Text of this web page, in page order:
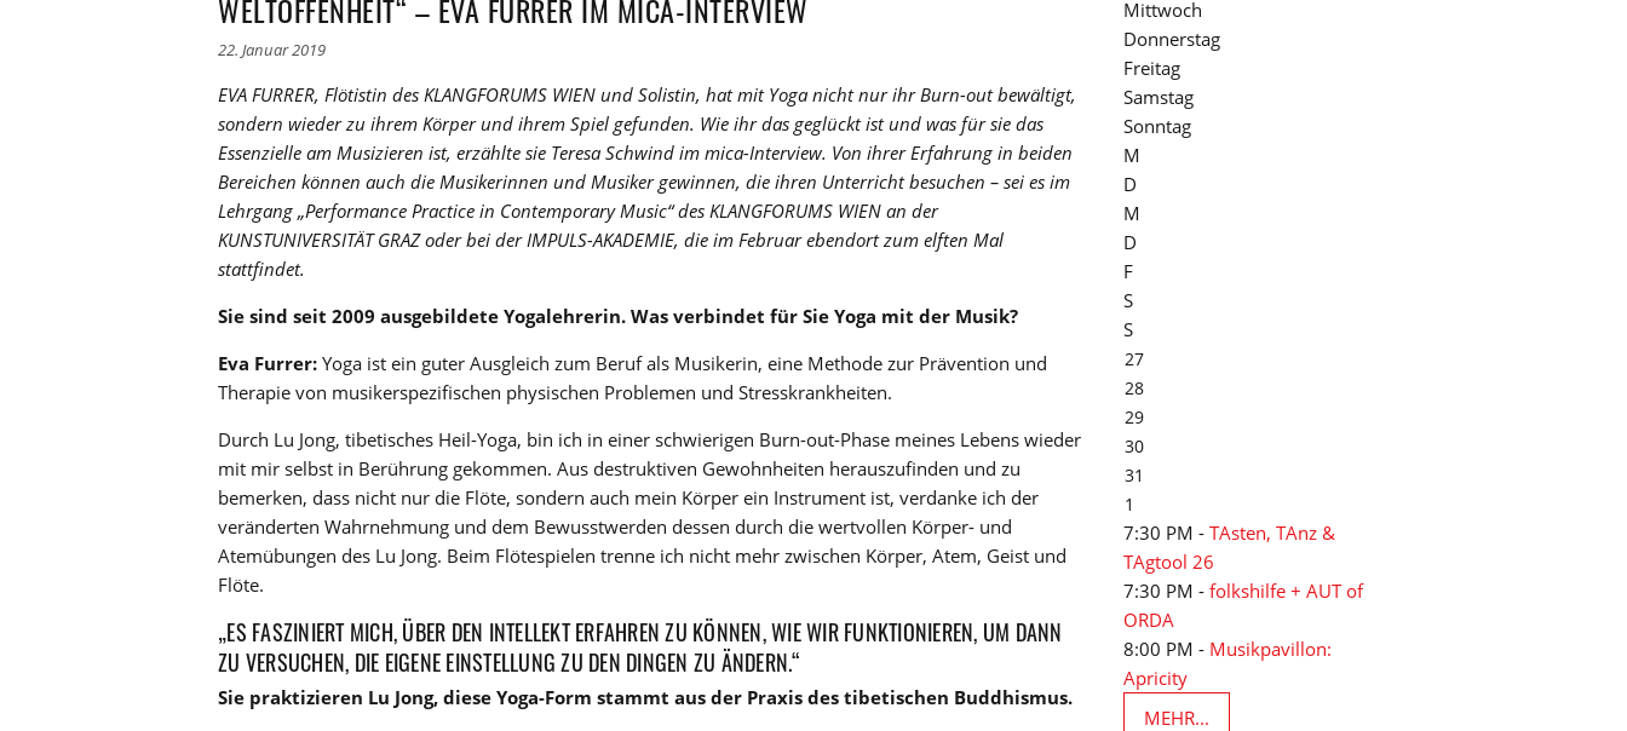
WELTOFFENHEIT“ – EVA FURRER IM MICA-INTERVIEW
22. Januar 2019
EVA FURRER, Flötistin des KLANGFORUMS WIEN und Solistin, hat mit Yoga nicht nur ihr Burn-out bewältigt,
sondern wieder zu ihrem Körper und ihrem Spiel gefunden. Wie ihr das geglückt ist und was für sie das
Essenzielle am Musizieren ist, erzählte sie Teresa Schwind im mica-Interview. Von ihrer Erfahrung in beiden
Bereichen können auch die Musikerinnen und Musiker gewinnen, die ihren Unterricht besuchen – sei es im
Lehrgang „Performance Practice in Contemporary Music“ des KLANGFORUMS WIEN an der
KUNSTUNIVERSITÄT GRAZ oder bei der IMPULS-AKADEMIE, die im Februar ebendort zum elften Mal
stattfindet.
Sie sind seit 2009 ausgebildete Yogalehrerin. Was verbindet für Sie Yoga mit der Musik?
Eva Furrer: Yoga ist ein guter Ausgleich zum Beruf als Musikerin, eine Methode zur Prävention und
Therapie von musikerspezifischen physischen Problemen und Stresskrankheiten.
Durch Lu Jong, tibetisches Heil-Yoga, bin ich in einer schwierigen Burn-out-Phase meines Lebens wieder
mit mir selbst in Berührung gekommen. Aus destruktiven Gewohnheiten herauszufinden und zu
bemerken, dass nicht nur die Flöte, sondern auch mein Körper ein Instrument ist, verdanke ich der
veränderten Wahrnehmung und dem Bewusstwerden dessen durch die wertvollen Körper- und
Atemübungen des Lu Jong. Beim Flötespielen trenne ich nicht mehr zwischen Körper, Atem, Geist und
Flöte.
„ES FASZINIERT MICH, ÜBER DEN INTELLEKT ERFAHREN ZU KÖNNEN, WIE WIR FUNKTIONIEREN, UM DANN
ZU VERSUCHEN, DIE EIGENE EINSTELLUNG ZU DEN DINGEN ZU ÄNDERN.“
Sie praktizieren Lu Jong, diese Yoga-Form stammt aus der Praxis des tibetischen Buddhismus.
Mittwoch
Donnerstag
Freitag
Samstag
Sonntag
M
D
M
D
F
S
S
27
28
29
30
31
1
7:30 PM - TAsten, TAnz &
TAgtool 26
7:30 PM - folkshilfe + AUT of
ORDA
8:00 PM - Musikpavillon:
Apricity
MEHR...